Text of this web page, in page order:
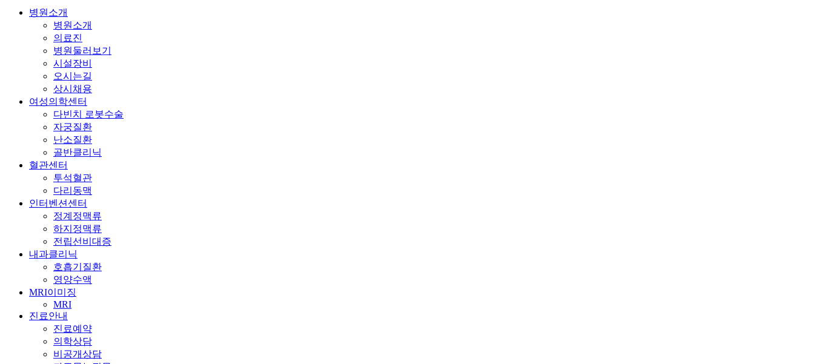
Close
병원소개
병원소개
의료진
병원둘러보기
시설장비
오시는길
상시채용
여성의학센터
다빈치 로봇수술
자궁질환
난소질환
골반클리닉
혈관센터
투석혈관
다리동맥
인터벤션센터
정계정맥류
하지정맥류
전립선비대증
내과클리닉
호흡기질환
영양수액
MRI이미징
MRI
진료안내
진료예약
의학상담
비공개상담